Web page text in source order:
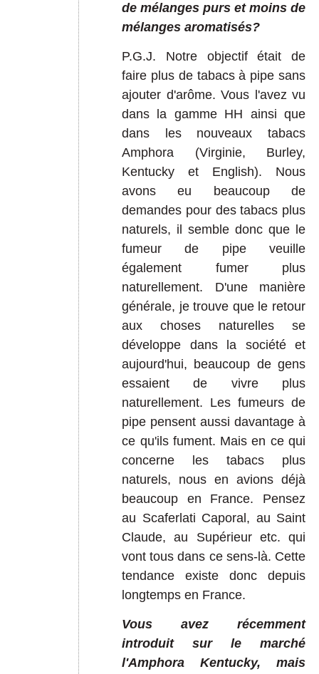
de mélanges purs et moins de
mélanges aromatisés?
P.G.J. Notre objectif était de
faire plus de tabacs à pipe sans
ajouter d'arôme. Vous l'avez vu
dans la gamme HH ainsi que
dans les nouveaux tabacs
Amphora (Virginie, Burley,
Kentucky et English). Nous
avons eu beaucoup de
demandes pour des tabacs plus
naturels, il semble donc que le
fumeur de pipe veuille
également fumer plus
naturellement. D'une manière
générale, je trouve que le retour
aux choses naturelles se
développe dans la société et
aujourd'hui, beaucoup de gens
essaient de vivre plus
naturellement. Les fumeurs de
pipe pensent aussi davantage à
ce qu'ils fument. Mais en ce qui
concerne les tabacs plus
naturels, nous en avions déjà
beaucoup en France. Pensez
au Scaferlati Caporal, au Saint
Claude, au Supérieur etc. qui
vont tous dans ce sens-là. Cette
tendance existe donc depuis
longtemps en France.
Vous avez récemment
introduit sur le marché
l'Amphora Kentucky, mais